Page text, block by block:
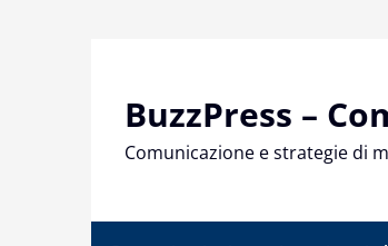
BuzzPress –
Comunicazione e strategie di